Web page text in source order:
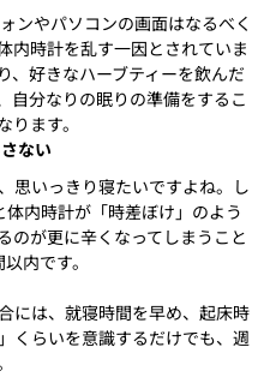
ンやパソコンの画面はなるべく
内時計を乱す一因とされていま
、好きなハーブティーを飲んだ
自分なりの眠りの準備をするこ
ます。
ない
思いっきり寝たいですよね。し
内時計が「時差ぼけ」のよう
のが更に辛くなってしまうこと
内です。
には、就寝時間を早め、起床時
くらいを意識するだけでも、週